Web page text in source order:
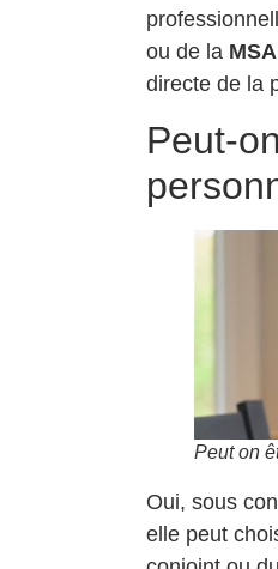
ou de la MSA
directe de la
Peut-
Peut on
Oui, sous
elle peut